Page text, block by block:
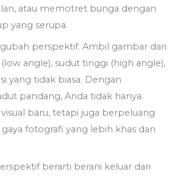
atau memotret bunga dengan
yang serupa.
perspektif. Ambil gambar dari
angle), sudut tinggi (high angle),
yang tidak biasa. Dengan
pandang, Anda tidak hanya
baru, tetapi juga berpeluang
fotografi yang lebih khas dan
berarti berani keluar dari